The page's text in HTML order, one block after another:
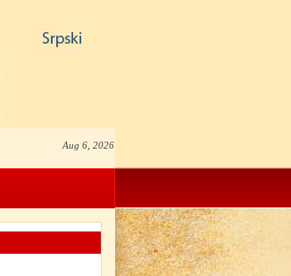
Aug 6, 2026